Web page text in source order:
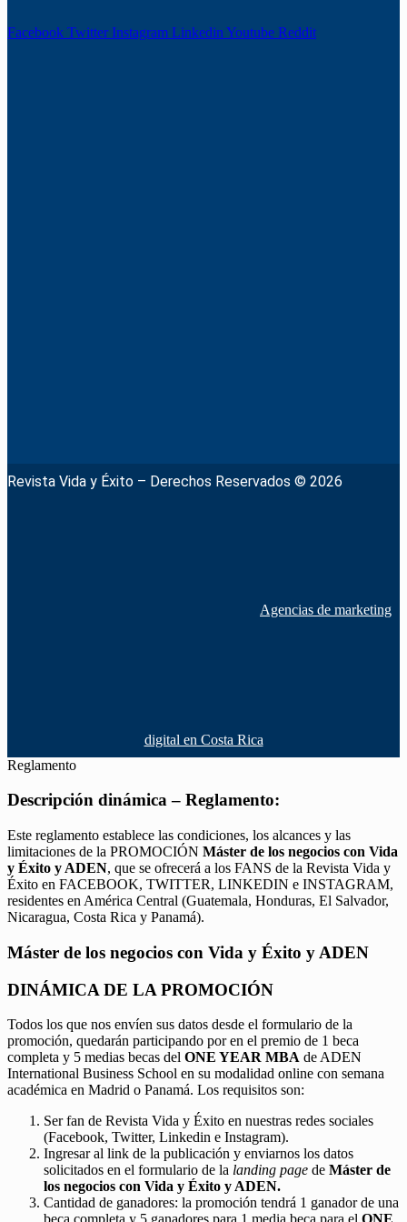
Facebook Twitter Instagram Linkedin Youtube Reddit
Revista Vida y Éxito – Derechos Reservados © 2026
Agencias de marketing
digital en Costa Rica
Reglamento
Descripción dinámica – Reglamento:
Este reglamento establece las condiciones, los alcances y las
limitaciones de la PROMOCIÓN Máster de los negocios con Vida
y Éxito y ADEN, que se ofrecerá a los FANS de la Revista Vida y
Éxito en FACEBOOK, TWITTER, LINKEDIN e INSTAGRAM,
residentes en América Central (Guatemala, Honduras, El Salvador,
Nicaragua, Costa Rica y Panamá).
Máster de los negocios con Vida y Éxito y ADEN
DINÁMICA DE LA PROMOCIÓN
Todos los que nos envíen sus datos desde el formulario de la
promoción, quedarán participando por en el premio de 1 beca
completa y 5 medias becas del ONE YEAR MBA de ADEN
International Business School en su modalidad online con semana
académica en Madrid o Panamá. Los requisitos son:
Ser fan de Revista Vida y Éxito en nuestras redes sociales
(Facebook, Twitter, Linkedin e Instagram).
Ingresar al link de la publicación y enviarnos los datos
solicitados en el formulario de la landing page de Máster de
los negocios con Vida y Éxito y ADEN.
Cantidad de ganadores: la promoción tendrá 1 ganador de una